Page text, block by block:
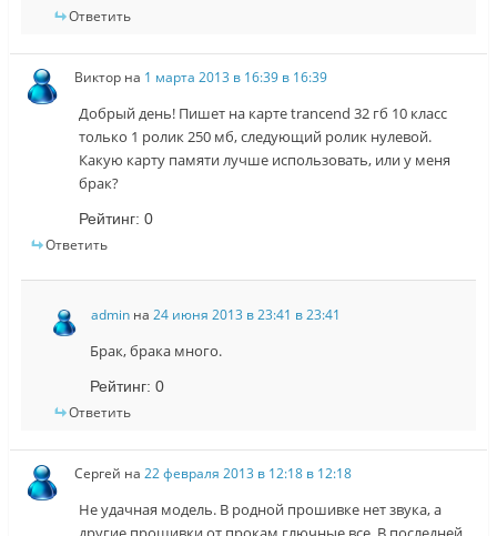
Ответить
Виктор на 1 марта 2013 в 16:39 в 16:39
Добрый день! Пишет на карте trancend 32 гб 10 класс
только 1 ролик 250 мб, следующий ролик нулевой.
Какую карту памяти лучше использовать, или у меня
брак?
Рейтинг: 0
Ответить
adminна 24 июня 2013 в 23:41 в 23:41
Брак, брака много.
Рейтинг: 0
Ответить
Сергей на22 февраля 2013 в 12:18 в 12:18
Не удачная модель. В родной прошивке нет звука, а